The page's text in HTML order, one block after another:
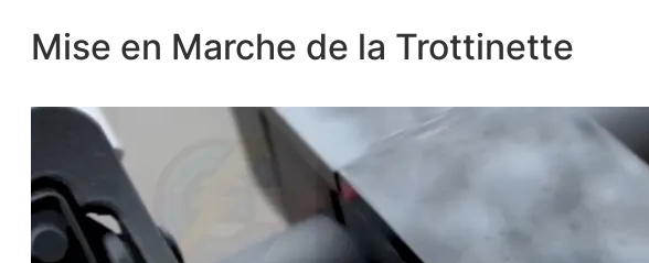
Mise en Marche de la Trottinette